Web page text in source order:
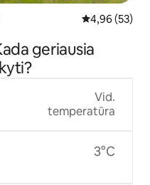
Vidutinis
4,96 (53)
geriausia
Vid.
temperatūra
3°C